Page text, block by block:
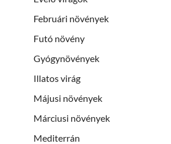
Februári növények
Futó növény
Gyógynövények
Illatos virág
Májusi növények
Márciusi növények
Mediterrán